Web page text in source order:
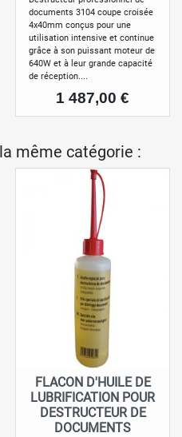
documents 3104 coupe croisée
4x40mm conçus pour une
utilisation intensive et continue
grâce à son puissant moteur de
640W et à leur grande capacité
de réception....
Prix
1 487,00 €
même catégorie :
FLACON D'HUILE DE
LUBRIFICATION POUR
DESTRUCTEUR DE
DOCUMENTS